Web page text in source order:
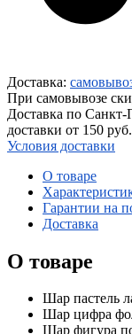
Доставка:
При самовывозе
Доставка по Санкт-
доставки от 150 руб.
Условия доставки
О товаре
Гарантии на
Доставка
О товаре
Шар пастель
Шар цифра
Шар фигура